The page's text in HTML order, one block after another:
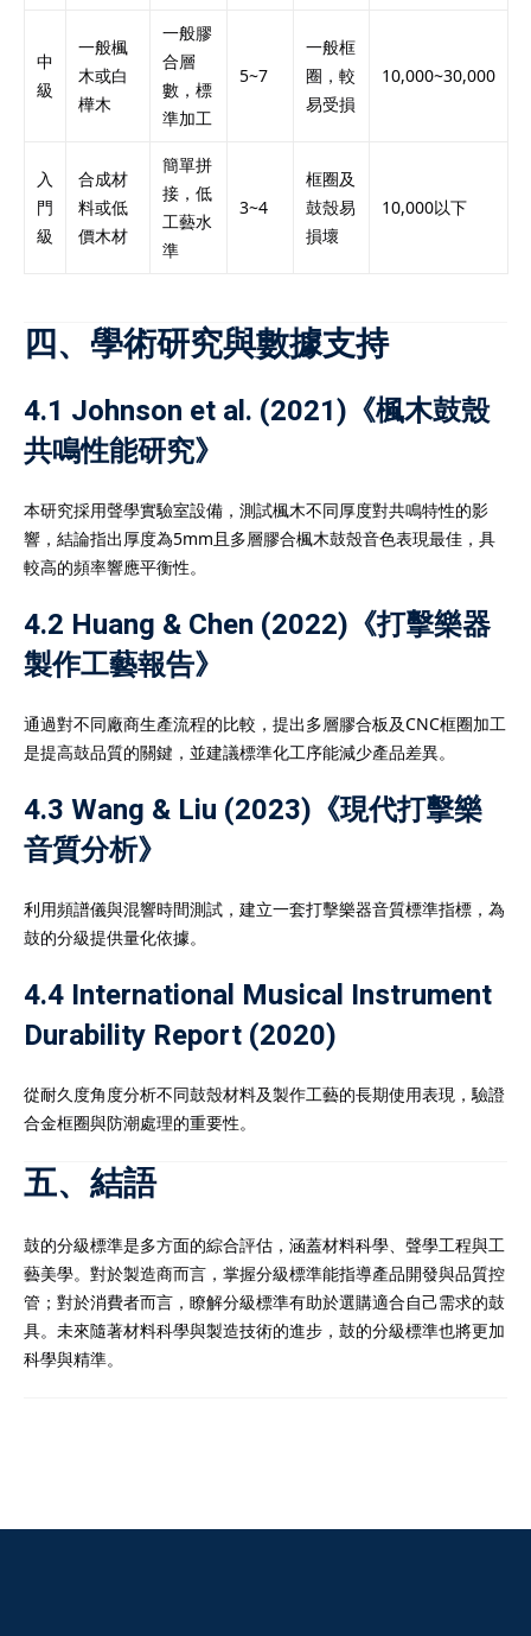
中
級
一般楓
木或白
樺木
一般膠
合層
數，標
準加工
5~7
一般框
圈，較
易受損
10,000~30,000
入
門
級
合成材
料或低
價木材
簡單拼
接，低
工藝水
準
3~4
框圈及
鼓殼易
損壞
10,000以下
四、學術研究與數據支持
4.1 Johnson et al. (2021)《楓木鼓殼
共鳴性能研究》
本研究採用聲學實驗室設備，測試楓木不同厚度對共鳴特性的影
響，結論指出厚度為5mm且多層膠合楓木鼓殼音色表現最佳，具
較高的頻率響應平衡性。
4.2 Huang & Chen (2022)《打擊樂器
製作工藝報告》
通過對不同廠商生產流程的比較，提出多層膠合板及CNC框圈加工
是提高鼓品質的關鍵，並建議標準化工序能減少產品差異。
4.3 Wang & Liu (2023)《現代打擊樂
音質分析》
利用頻譜儀與混響時間測試，建立一套打擊樂器音質標準指標，為
鼓的分級提供量化依據。
4.4 International Musical Instrument
Durability Report (2020)
從耐久度角度分析不同鼓殼材料及製作工藝的長期使用表現，驗證
合金框圈與防潮處理的重要性。
五、結語
鼓的分級標準是多方面的綜合評估，涵蓋材料科學、聲學工程與工
藝美學。對於製造商而言，掌握分級標準能指導產品開發與品質控
管；對於消費者而言，瞭解分級標準有助於選購適合自己需求的鼓
具。未來隨著材料科學與製造技術的進步，鼓的分級標準也將更加
科學與精準。